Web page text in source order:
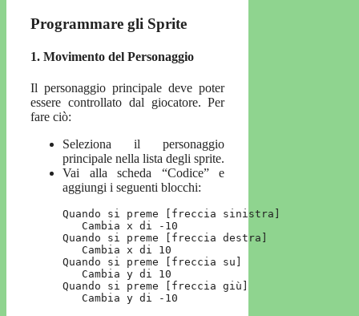
Programmare gli Sprite
1. Movimento del Personaggio
Il personaggio principale deve poter
essere controllato dal giocatore. Per
fare ciò:
Seleziona il personaggio
principale nella lista degli sprite.
Vai alla scheda “Codice” e
aggiungi i seguenti blocchi:
Quando si preme [freccia sinistra]
   Cambia x di -10
Quando si preme [freccia destra]
   Cambia x di 10
Quando si preme [freccia su]
   Cambia y di 10
Quando si preme [freccia giù]
   Cambia y di -10